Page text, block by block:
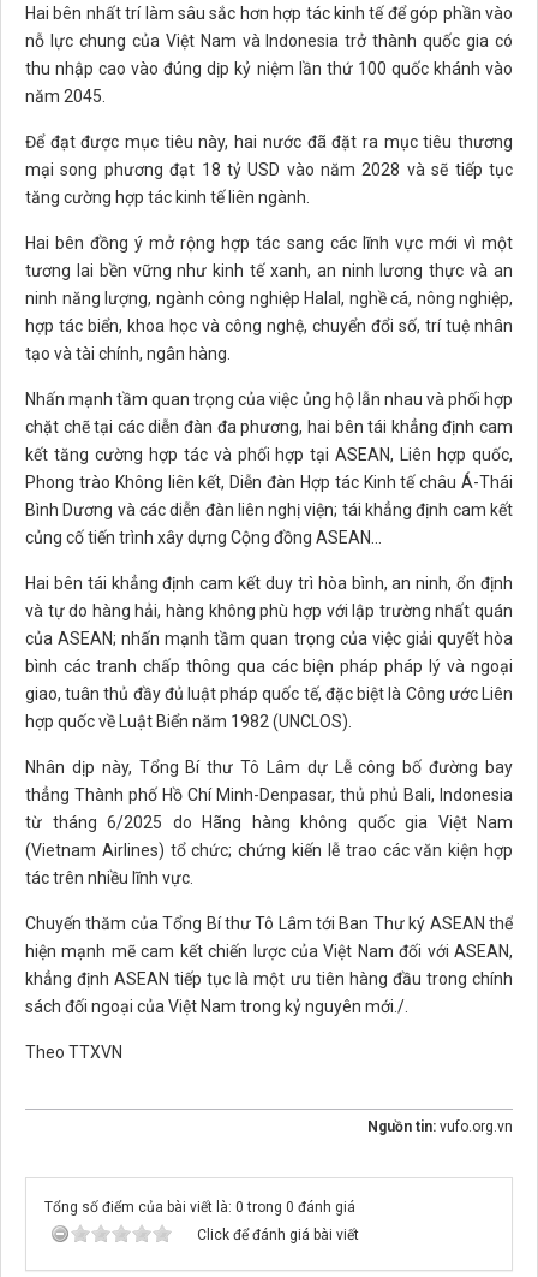
Hai bên nhất trí làm sâu sắc hơn hợp tác kinh tế để góp phần vào
nỗ lực chung của Việt Nam và Indonesia trở thành quốc gia có
thu nhập cao vào đúng dịp kỷ niệm lần thứ 100 quốc khánh vào
năm 2045.
Để đạt được mục tiêu này, hai nước đã đặt ra mục tiêu thương
mại song phương đạt 18 tỷ USD vào năm 2028 và sẽ tiếp tục
tăng cường hợp tác kinh tế liên ngành.
Hai bên đồng ý mở rộng hợp tác sang các lĩnh vực mới vì một
tương lai bền vững như kinh tế xanh, an ninh lương thực và an
ninh năng lượng, ngành công nghiệp Halal, nghề cá, nông nghiệp,
hợp tác biển, khoa học và công nghệ, chuyển đổi số, trí tuệ nhân
tạo và tài chính, ngân hàng.
Nhấn mạnh tầm quan trọng của việc ủng hộ lẫn nhau và phối hợp
chặt chẽ tại các diễn đàn đa phương, hai bên tái khẳng định cam
kết tăng cường hợp tác và phối hợp tại ASEAN, Liên hợp quốc,
Phong trào Không liên kết, Diễn đàn Hợp tác Kinh tế châu Á-Thái
Bình Dương và các diễn đàn liên nghị viện; tái khẳng định cam kết
củng cố tiến trình xây dựng Cộng đồng ASEAN…
Hai bên tái khẳng định cam kết duy trì hòa bình, an ninh, ổn định
và tự do hàng hải, hàng không phù hợp với lập trường nhất quán
của ASEAN; nhấn mạnh tầm quan trọng của việc giải quyết hòa
bình các tranh chấp thông qua các biện pháp pháp lý và ngoại
giao, tuân thủ đầy đủ luật pháp quốc tế, đặc biệt là Công ước Liên
hợp quốc về Luật Biển năm 1982 (UNCLOS).
Nhân dịp này, Tổng Bí thư Tô Lâm dự Lễ công bố đường bay
thẳng Thành phố Hồ Chí Minh-Denpasar, thủ phủ Bali, Indonesia
từ tháng 6/2025 do Hãng hàng không quốc gia Việt Nam
(Vietnam Airlines) tổ chức; chứng kiến lễ trao các văn kiện hợp
tác trên nhiều lĩnh vực.
Chuyến thăm của Tổng Bí thư Tô Lâm tới Ban Thư ký ASEAN thể
hiện mạnh mẽ cam kết chiến lược của Việt Nam đối với ASEAN,
khẳng định ASEAN tiếp tục là một ưu tiên hàng đầu trong chính
sách đối ngoại của Việt Nam trong kỷ nguyên mới./.
Theo TTXVN
Nguồn tin: vufo.org.vn
Tổng số điểm của bài viết là: 0 trong 0 đánh giá
Click để đánh giá bài viết